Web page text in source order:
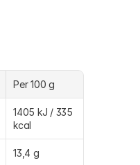
Per 100 g
1405 kJ / 335
kcal
13,4 g